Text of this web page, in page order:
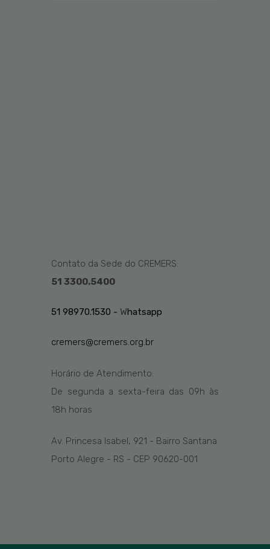
Contato da Sede do CREMERS:
51 3300.5400
51 98970.1530 - Whatsapp
cremers@cremers.org.br
Horário de Atendimento:
De segunda a sexta-feira das 09h às
18h horas
Av. Princesa Isabel, 921 - Bairro Santana
Porto Alegre - RS - CEP 90620-001